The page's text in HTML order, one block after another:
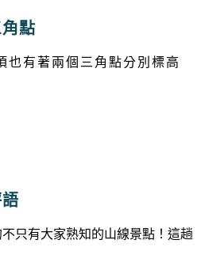
點
也有著兩個三角點分別標高
只有大家熟知的山線景點！這趟